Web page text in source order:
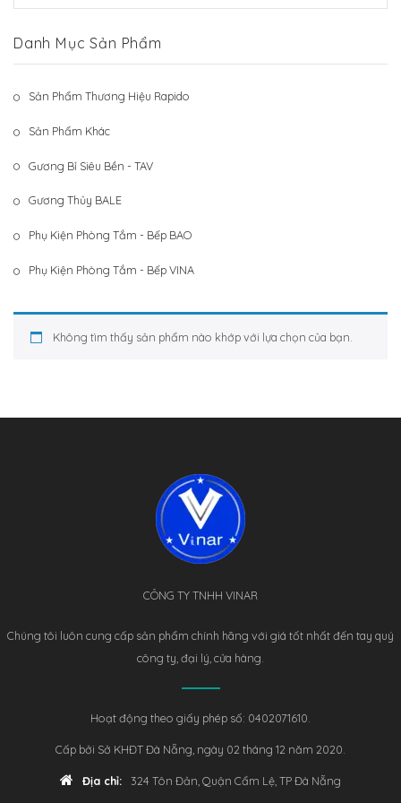
Phụ Kiện Phòng Tắm – Bếp VINA
Sản Phẩm Khác
Danh Mục Sản Phẩm
Sản Phẩm Thương Hiệu Rapido
Sản Phẩm Khác
Gương Bỉ Siêu Bền - TAV
Gương Thủy BALE
Phụ Kiện Phòng Tắm - Bếp BAO
Phụ Kiện Phòng Tắm - Bếp VINA
Không tìm thấy sản phẩm nào khớp với lựa chọn của bạn.
CÔNG TY TNHH VINAR
Chúng tôi luôn cung cấp sản phẩm chính hãng với giá tốt nhất đến tay quý
công ty, đại lý, cửa hàng.
Hoạt động theo giấy phép số: 0402071610.
Cấp bởi Sở KHĐT Đà Nẵng, ngày 02 tháng 12 năm 2020.
Địa chỉ: 324 Tôn Đản, Quận Cẩm Lệ, TP Đà Nẵng